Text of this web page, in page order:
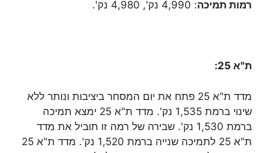
רמות תמיכה: 4,990 נק', 4,980 נק'.
ת"א 25:
מדד ת"א 25 פתח את יום המסחר ביציבות ונותר ללא
שינוי ברמת 1,535 נק'. מדד ת"א 25 ימצא תמיכה
ברמת 1,530 נק'. שבירה של רמה זו תוביל את מדד
ת"א 25 לתמיכה שנייה ברמת 1,520 נק'. מדד ת"א 25